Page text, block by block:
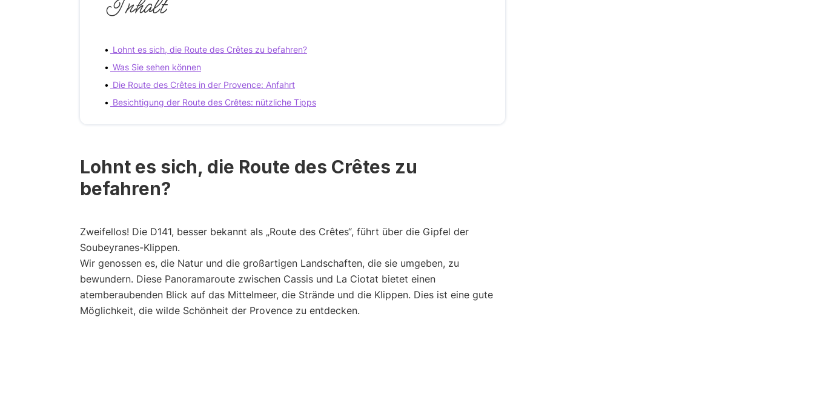
Inhalt
Lohnt es sich, die Route des Crêtes zu befahren?
Was Sie sehen können
Die Route des Crêtes in der Provence: Anfahrt
Besichtigung der Route des Crêtes: nützliche Tipps
Lohnt es sich, die Route des Crêtes zu
befahren?
Zweifellos! Die D141, besser bekannt als „Route des Crêtes“, führt über die Gipfel der
Soubeyranes-Klippen.
Wir genossen es, die Natur und die großartigen Landschaften, die sie umgeben, zu
bewundern. Diese Panoramaroute zwischen Cassis und La Ciotat bietet einen
atemberaubenden Blick auf das Mittelmeer, die Strände und die Klippen. Dies ist eine gute
Möglichkeit, die wilde Schönheit der Provence zu entdecken.